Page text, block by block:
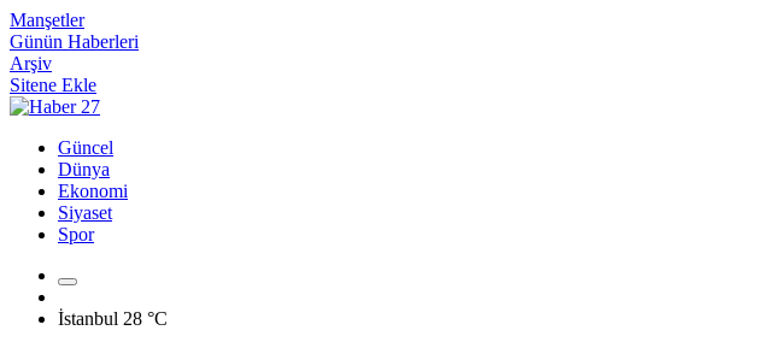
Manşetler
Günün Haberleri
Arşiv
Sitene Ekle
Güncel
Dünya
Ekonomi
Siyaset
Spor
İstanbul 28 °C